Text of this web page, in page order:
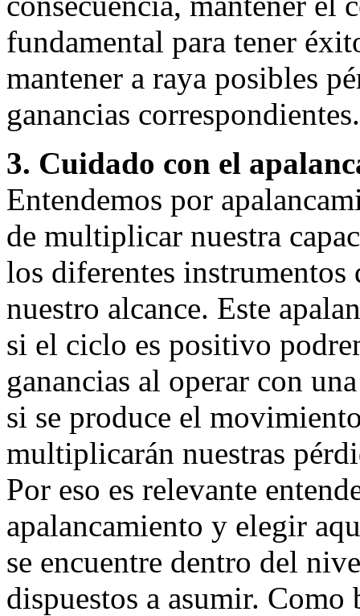
fundamental para tener
mantener a raya posibles
ganancias correspondientes.
3. Cuidado con el
Entendemos por
de multiplicar nuestra
los diferentes instrumentos
nuestro alcance. Este
si el ciclo es positivo
ganancias al operar con
si se produce el
multiplicarán nuestras
Por eso es relevante
apalancamiento y elegir
se encuentre dentro del
dispuestos a asumir. Como